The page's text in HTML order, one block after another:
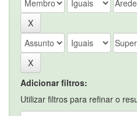
Adicionar filtros:
Utilizar filtros para refinar o